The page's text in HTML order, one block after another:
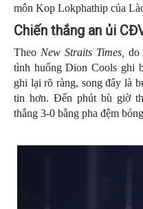
môn Kop Lokphathip của
Chiến thắng an ủi
Theo New Straits Times, do
tình huống Dion Cools ghi
ghi lại rõ ràng, song đây là
tin hơn. Đến phút bù giờ
thắng 3-0 bằng pha đệm